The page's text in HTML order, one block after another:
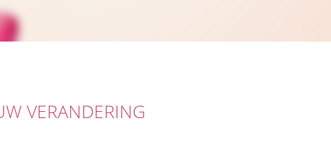
VERANDERING